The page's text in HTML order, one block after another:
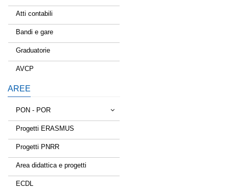
Atti contabili
Bandi e gare
Graduatorie
AVCP
AREE
PON - POR
Tessere la rete
Estate a scuola
Scuola d'estate
Progetti ERASMUS
Progetti PNRR
Area didattica e progetti
ECDL